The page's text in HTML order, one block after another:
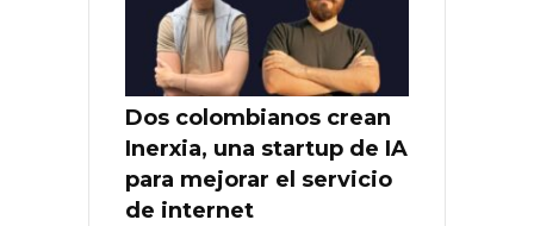
Dos colombianos crean
Inerxia, una startup de IA
para mejorar el servicio
de internet